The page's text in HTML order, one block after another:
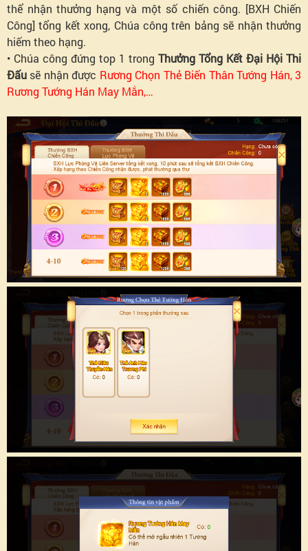
thể nhận thưởng hạng và một số chiến công. [BXH Chiến
Công] tổng kết xong, Chúa công trên bảng sẽ nhận thưởng
hiếm theo hạng.
• Chúa công đứng top 1 trong Thưởng Tổng Kết Đại Hội Thi
Đấu sẽ nhận được Rương Chọn Thẻ Biến Thân Tướng Hán, 3
Rương Tướng Hán May Mắn,…